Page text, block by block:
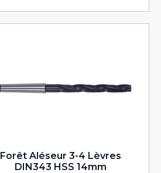
Forêt Aléseur 3-4 Lèvres
DIN343 HSS 14mm